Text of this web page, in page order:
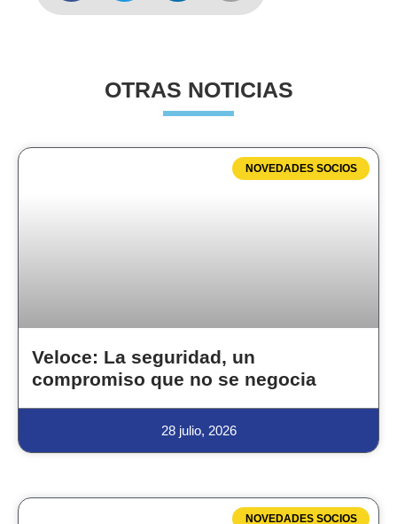
OTRAS NOTICIAS
NOVEDADES SOCIOS
Veloce: La seguridad, un
compromiso que no se negocia
28 julio, 2026
NOVEDADES SOCIOS